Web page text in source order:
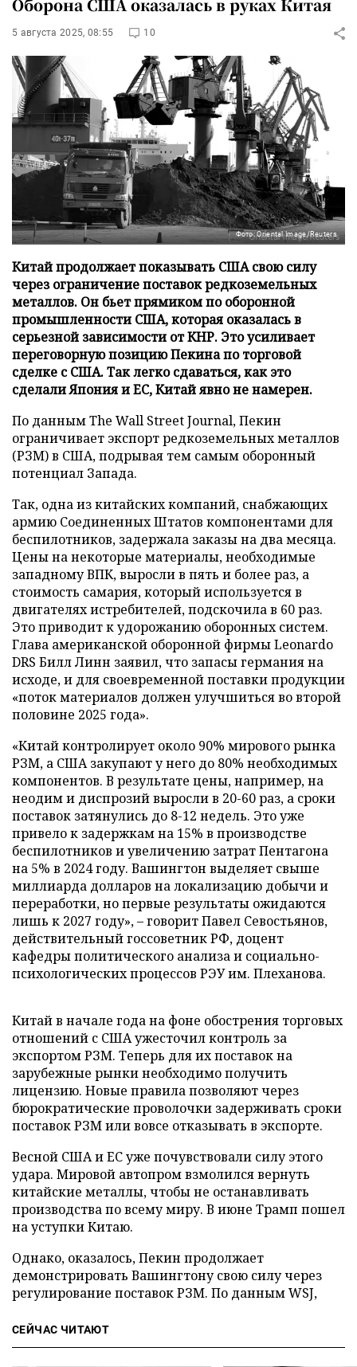
Оборона США оказалась в руках Китая
5 августа 2025, 08:55 10
Фото: Oriental Image/Reuters
Китай продолжает показывать США свою силу
через ограничение поставок редкоземельных
металлов. Он бьет прямиком по оборонной
промышленности США, которая оказалась в
серьезной зависимости от КНР. Это усиливает
переговорную позицию Пекина по торговой
сделке с США. Так легко сдаваться, как это
сделали Япония и ЕС, Китай явно не намерен.
По данным The Wall Street Journal, Пекин
ограничивает экспорт редкоземельных металлов
(РЗМ) в США, подрывая тем самым оборонный
потенциал Запада.
Так, одна из китайских компаний, снабжающих
армию Соединенных Штатов компонентами для
беспилотников, задержала заказы на два месяца.
Цены на некоторые материалы, необходимые
западному ВПК, выросли в пять и более раз, а
стоимость самария, который используется в
двигателях истребителей, подскочила в 60 раз.
Это приводит к удорожанию оборонных систем.
Глава американской оборонной фирмы Leonardo
DRS Билл Линн заявил, что запасы германия на
исходе, и для своевременной поставки продукции
«поток материалов должен улучшиться во второй
половине 2025 года».
«Китай контролирует около 90% мирового рынка
РЗМ, а США закупают у него до 80% необходимых
компонентов. В результате цены, например, на
неодим и диспрозий выросли в 20-60 раз, а сроки
поставок затянулись до 8-12 недель. Это уже
привело к задержкам на 15% в производстве
беспилотников и увеличению затрат Пентагона
на 5% в 2024 году. Вашингтон выделяет свыше
миллиарда долларов на локализацию добычи и
переработки, но первые результаты ожидаются
лишь к 2027 году», – говорит Павел Севостьянов,
действительный госсоветник РФ, доцент
кафедры политического анализа и социально-
психологических процессов РЭУ им. Плеханова.
Китай в начале года на фоне обострения торговых
отношений с США ужесточил контроль за
экспортом РЗМ. Теперь для их поставок на
зарубежные рынки необходимо получить
лицензию. Новые правила позволяют через
бюрократические проволочки задерживать сроки
поставок РЗМ или вовсе отказывать в экспорте.
Весной США и ЕС уже почувствовали силу этого
удара. Мировой автопром взмолился вернуть
китайские металлы, чтобы не останавливать
производства по всему миру. В июне Трамп пошел
на уступки Китаю.
Однако, оказалось, Пекин продолжает
демонстрировать Вашингтону свою силу через
регулирование поставок РЗМ. По данным WSJ,
СЕЙЧАС ЧИТАЮТ